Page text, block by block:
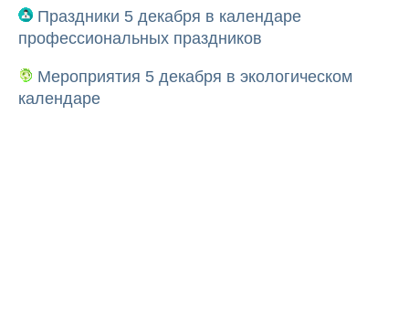
Праздники 5 декабря в календаре
профессиональных праздников
Мероприятия 5 декабря в экологическом
календаре